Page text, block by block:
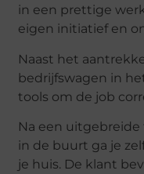
in een prettige
eigen initiatief en
Naast het
bedrijfswagen in
tools om de job
Na een uitgebreide
in de buurt ga je
je huis. De klant